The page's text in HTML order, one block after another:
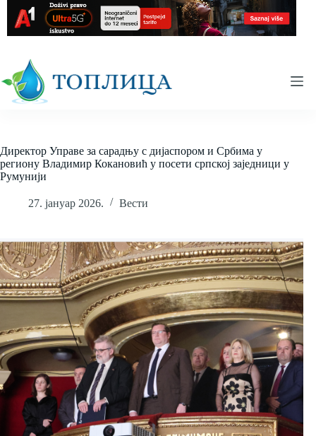
content
Директор Управе за сарадњу с дијаспором и Србима у
региону Владимир Кокановић у посети српској заједници у
Румунији
27. јануар 2026. Вести